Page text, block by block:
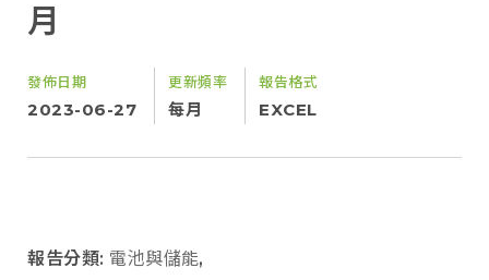
月
發佈日期
2023-06-27
更新頻率
每月
報告格式
EXCEL
報告分類: 電池與儲能,